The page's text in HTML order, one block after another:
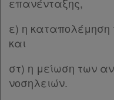
ε) η καταπολέμηση
και
στ) η μείωση των
νοσηλειών.